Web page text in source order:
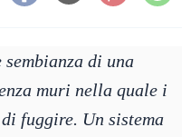
di una
muri nella quale i
fuggire. Un sistema